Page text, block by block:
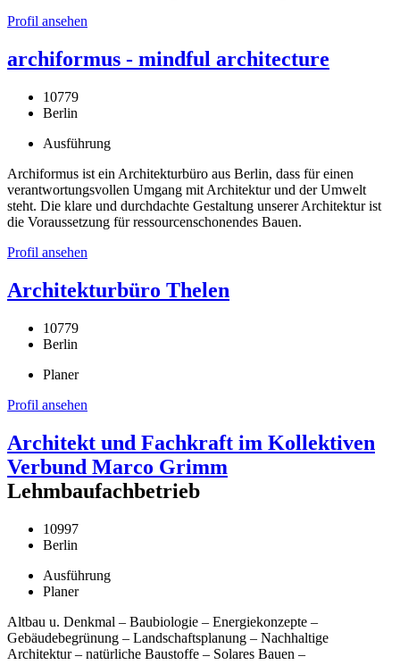
Profil ansehen
archiformus - mindful architecture
10779
Berlin
Ausführung
Archiformus ist ein Architekturbüro aus Berlin, dass für einen
verantwortungsvollen Umgang mit Architektur und der Umwelt
steht. Die klare und durchdachte Gestaltung unserer Architektur ist
die Voraussetzung für ressourcenschonendes Bauen.
Profil ansehen
Architekturbüro Thelen
10779
Berlin
Planer
Profil ansehen
Architekt und Fachkraft im Kollektiven
Verbund Marco Grimm
Lehmbaufachbetrieb
10997
Berlin
Ausführung
Planer
Altbau u. Denkmal – Baubiologie – Energiekonzepte –
Gebäudebegrünung – Landschaftsplanung – Nachhaltige
Architektur – natürliche Baustoffe – Solares Bauen –